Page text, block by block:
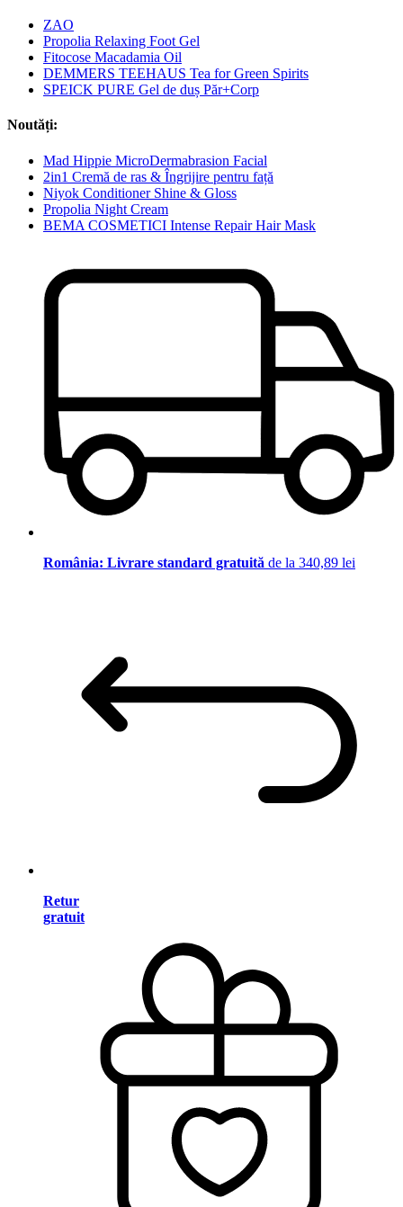
ZAO
Propolia Relaxing Foot Gel
Fitocose Macadamia Oil
DEMMERS TEEHAUS Tea for Green Spirits
SPEICK PURE Gel de duș Păr+Corp
Noutăți:
Mad Hippie MicroDermabrasion Facial
2in1 Cremă de ras & Îngrijire pentru față
Niyok Conditioner Shine & Gloss
Propolia Night Cream
BEMA COSMETICI Intense Repair Hair Mask
România: Livrare standard gratuită de la 340,89 lei
Retur
gratuit